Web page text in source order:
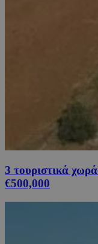
3 τουριστικά
€500,000